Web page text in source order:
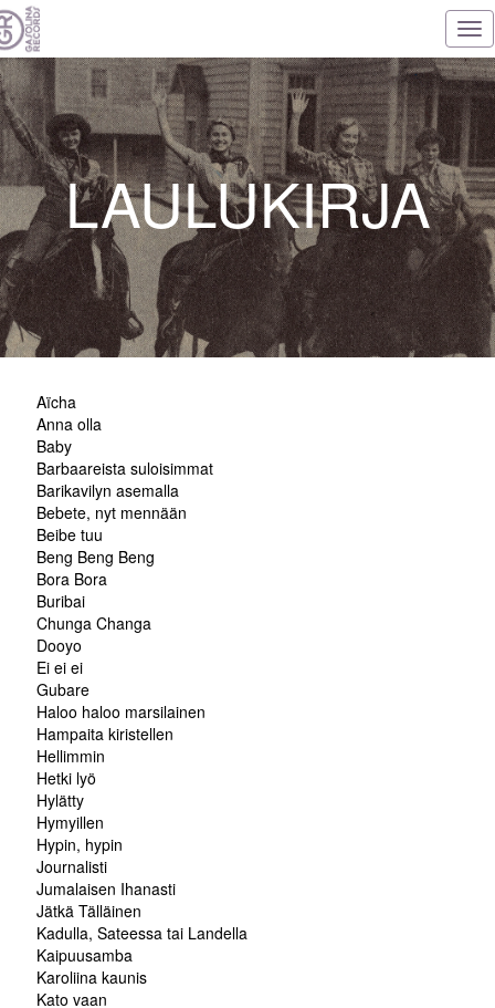
LAULUKIRJA
Aïcha
Anna olla
Baby
Barbaareista suloisimmat
Barikavilyn asemalla
Bebete, nyt mennään
Beibe tuu
Beng Beng Beng
Bora Bora
Buribai
Chunga Changa
Dooyo
Ei ei ei
Gubare
Haloo haloo marsilainen
Hampaita kiristellen
Hellimmin
Hetki lyö
Hylätty
Hymyillen
Hypin, hypin
Journalisti
Jumalaisen Ihanasti
Jätkä Tälläinen
Kadulla, Sateessa tai Landella
Kaipuusamba
Karoliina kaunis
Kato vaan